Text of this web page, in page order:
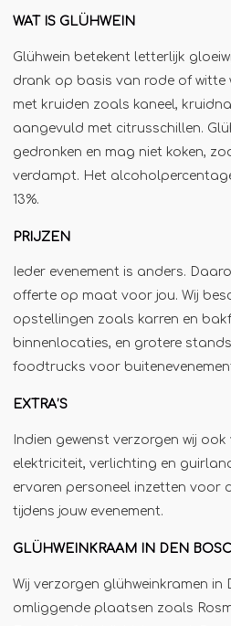
Stroopwafelkraam
Sinaasappelpers
Suikerspinmachine
WAT IS GLÜHWEIN
Glühwein betekent letterlijk
drank op basis van rode of witte
met kruiden zoals kaneel,
aangevuld met citrusschillen.
gedronken en mag niet koken,
verdampt. Het
13%.
PRIJZEN
Ieder evenement is anders.
offerte op maat voor jou. Wij
opstellingen zoals karren en
binnenlocaties, en grotere
foodtrucks voor
EXTRA’S
Indien gewenst verzorgen wij
elektriciteit, verlichting en
ervaren personeel inzetten voor
tijdens jouw evenement.
GLÜHWEINKRAAM IN DEN
Wij verzorgen glühweinkramen in
omliggende plaatsen zoals